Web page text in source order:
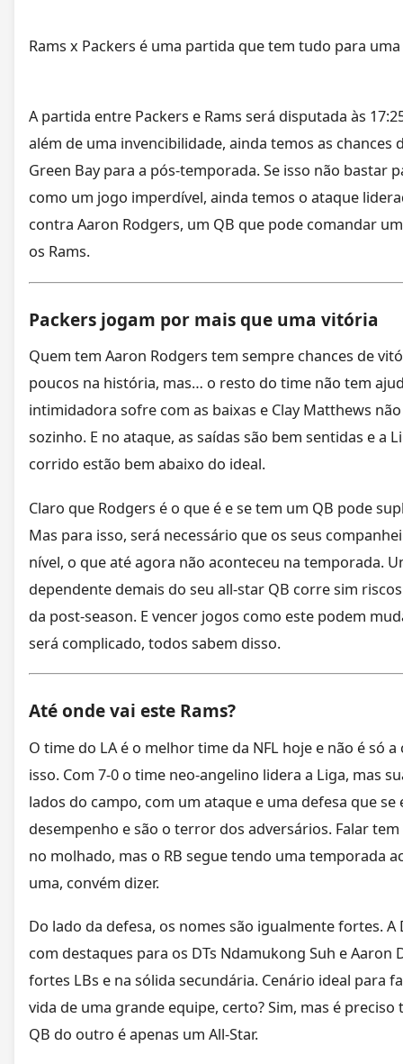
Rams x Packers é uma partida que tem tudo para
A partida entre Packers e Rams será disputada às
além de uma invencibilidade, ainda temos as chances
Green Bay para a pós-temporada. Se isso não bastar
como um jogo imperdível, ainda temos o ataque
contra Aaron Rodgers, um QB que pode comandar
os Rams.
Packers jogam por mais que uma vitória
Quem tem Aaron Rodgers tem sempre chances de
poucos na história, mas… o resto do time não tem
intimidadora sofre com as baixas e Clay Matthews
sozinho. E no ataque, as saídas são bem sentidas e a
corrido estão bem abaixo do ideal.
Claro que Rodgers é o que é e se tem um QB pode
Mas para isso, será necessário que os seus
nível, o que até agora não aconteceu na temporada.
dependente demais do seu all-star QB corre sim
da post-season. E vencer jogos como este podem
será complicado, todos sabem disso.
Até onde vai este Rams?
O time do LA é o melhor time da NFL hoje e não é só
isso. Com 7-0 o time neo-angelino lidera a Liga, mas
lados do campo, com um ataque e uma defesa que
desempenho e são o terror dos adversários. Falar
no molhado, mas o RB segue tendo uma temporada
uma, convém dizer.
Do lado da defesa, os nomes são igualmente fortes.
com destaques para os DTs Ndamukong Suh e Aaron
fortes LBs e na sólida secundária. Cenário ideal para
vida de uma grande equipe, certo? Sim, mas é
QB do outro é apenas um All-Star.